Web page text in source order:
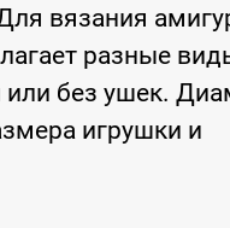
вязания
разные
без ушек.
игрушки и